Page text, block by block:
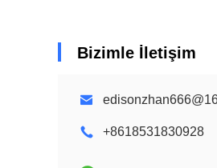
Bizimle İletişim
+8618531830928